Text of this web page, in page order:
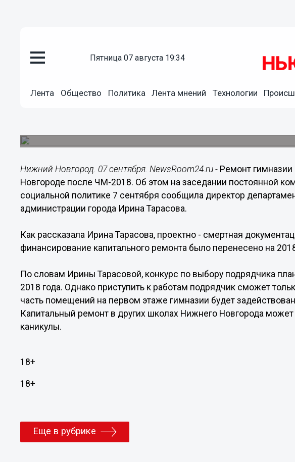
пятница 07 августа 19:34
Лента Общество Политика Лента мнений Технологии
Ремонт гимназии N1 начнется в Нижнем
Нижний Новгород. 07 сентября. NewsRoom24.ru - Ремонт
Новгороде после ЧМ-2018. Об этом на заседании постоянной
социальной политике 7 сентября сообщила директор
администрации города Ирина Тарасова.
Как рассказала Ирина Тарасова, проектно - смертная
финансирование капитального ремонта было перенесено на
По словам Ирины Тарасовой, конкурс по выбору подрядчика
2018 года. Однако приступить к работам подрядчик сможет
часть помещений на первом этаже гимназии будет
Капитальный ремонт в других школах Нижнего Новгорода
каникулы.
18+
18+
Еще в рубрике